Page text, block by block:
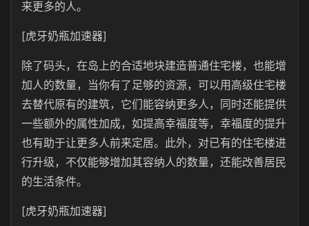
来更多的人。
[虎牙奶瓶加速器]
除了码头，在岛上的合适地块建造普通住宅楼，也能增
加人的数量，当你有了足够的资源，可以用高级住宅楼
去替代原有的建筑，它们能容纳更多人，同时还能提供
一些额外的属性加成，如提高幸福度等，幸福度的提升
也有助于让更多人前来定居。此外，对已有的住宅楼进
行升级，不仅能够增加其容纳人的数量，还能改善居民
的生活条件。
[虎牙奶瓶加速器]